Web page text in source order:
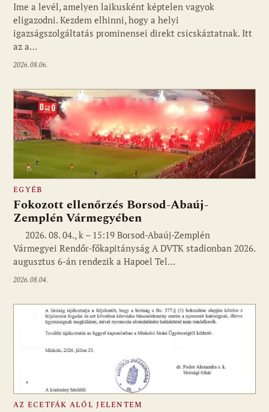
Ime a levél, amelyen laikusként képtelen vagyok
eligazodni. Kezdem elhinni, hogy a helyi
igazságszolgáltatás prominensei direkt csicskáztatnak. Itt
az a…
2026.08.06.
EGYÉB
Fokozott ellenőrzés Borsod-Abaúj-
Zemplén Vármegyében
2026. 08. 04., k – 15:19 Borsod-Abaúj-Zemplén
Vármegyei Rendőr-főkapitányság A DVTK stadionban 2026.
augusztus 6-án rendezik a Hapoel Tel…
2026.08.04.
AZ ECETFÁK ALÓL JELENTEM